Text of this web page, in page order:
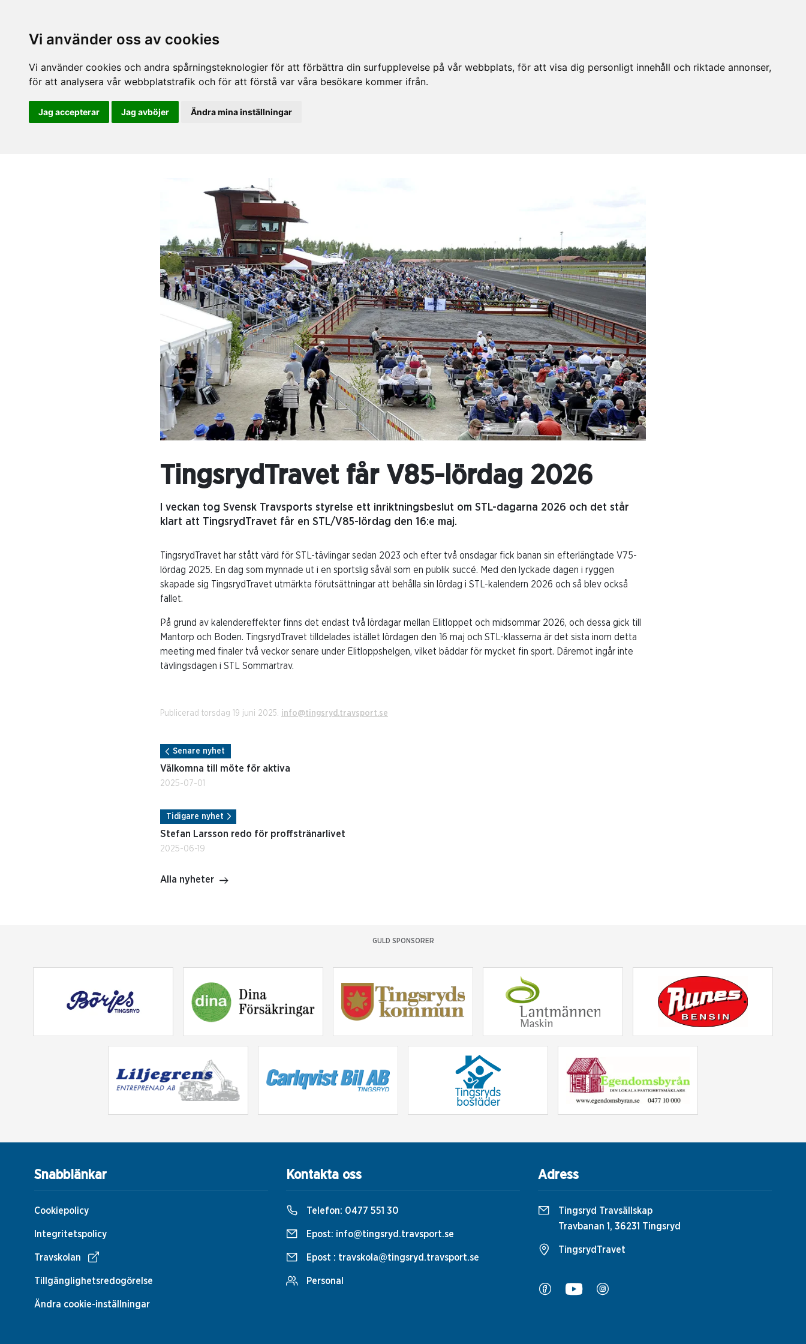
Vi använder oss av cookies
Vi använder cookies och andra spårningsteknologier för att förbättra din surfupplevelse på vår webbplats, för att visa dig personligt innehåll och riktade annonser,
för att analysera vår webbplatstrafik och för att förstå var våra besökare kommer ifrån.
Jag accepterar Jag avböjer Ändra mina inställningar
TingsrydTravet får V85-lördag 2026
I veckan tog Svensk Travsports styrelse ett inriktningsbeslut om STL-dagarna 2026 och det står
klart att TingsrydTravet får en STL/V85-lördag den 16:e maj.
TingsrydTravet har stått värd för STL-tävlingar sedan 2023 och efter två onsdagar fick banan sin efterlängtade V75-
lördag 2025. En dag som mynnade ut i en sportslig såväl som en publik succé. Med den lyckade dagen i ryggen
skapade sig TingsrydTravet utmärkta förutsättningar att behålla sin lördag i STL-kalendern 2026 och så blev också
fallet.
På grund av kalendereffekter finns det endast två lördagar mellan Elitloppet och midsommar 2026, och dessa gick till
Mantorp och Boden. TingsrydTravet tilldelades istället lördagen den 16 maj och STL-klasserna är det sista inom detta
meeting med finaler två veckor senare under Elitloppshelgen, vilket bäddar för mycket fin sport. Däremot ingår inte
tävlingsdagen i STL Sommartrav.
Publicerad torsdag 19 juni 2025. info@tingsryd.travsport.se
Senare nyhet
Välkomna till möte för aktiva
2025-07-01
Tidigare nyhet
Stefan Larsson redo för proffstränarlivet
2025-06-19
Alla nyheter
GULD SPONSORER
Snabblänkar
Cookiepolicy
Integritetspolicy
Travskolan
Tillgänglighetsredogörelse
Ändra cookie-inställningar
Kontakta oss
Telefon: 0477 551 30
Epost: info@tingsryd.travsport.se
Epost : travskola@tingsryd.travsport.se
Personal
Adress
Tingsryd Travsällskap
Travbanan 1, 36231 Tingsryd
TingsrydTravet